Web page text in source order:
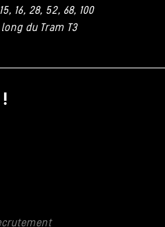
16, 28, 52, 68, 100
du Tram T3